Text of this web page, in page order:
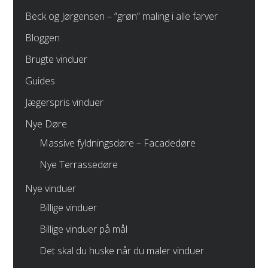
Beck og Jørgensen – ”grøn” maling i alle farver
Bloggen
Brugte vinduer
Guides
Jægerspris vinduer
Nye Døre
Massive fyldningsdøre – Facadedøre
Nye Terrassedøre
Nye vinduer
Billige vinduer
Billige vinduer på mål
Det skal du huske når du maler vinduer